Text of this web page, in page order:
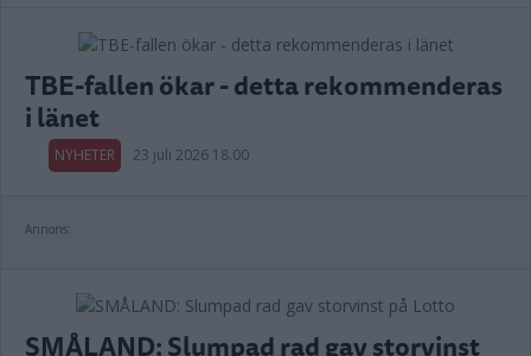
TBE-fallen ökar - detta rekommenderas
i länet
NYHETER 23 juli 2026 18.00
Annons:
SMÅLAND: Slumpad rad gav storvinst